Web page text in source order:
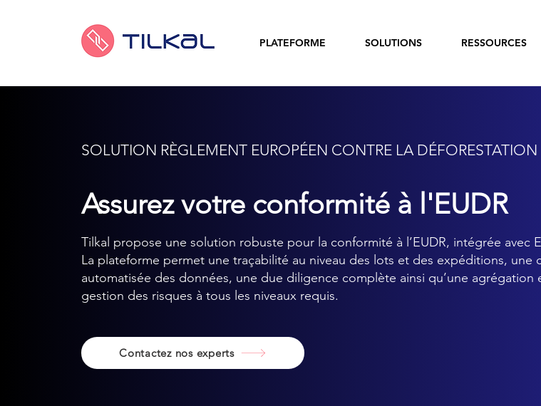
PLATEFORME SOLUTIONS RESSOURCES
SOLUTION RÈGLEMENT EUROPÉEN CONTRE LA DÉFORESTATION
Assurez votre conformité à l'EUDR
Tilkal propose une solution robuste pour la conformité à l’EUDR, intégrée avec
La plateforme permet une traçabilité au niveau des lots et des expéditions, une
automatisée des données, une due diligence complète ainsi qu’une agrégation
gestion des risques à tous les niveaux requis.
Contactez nos experts